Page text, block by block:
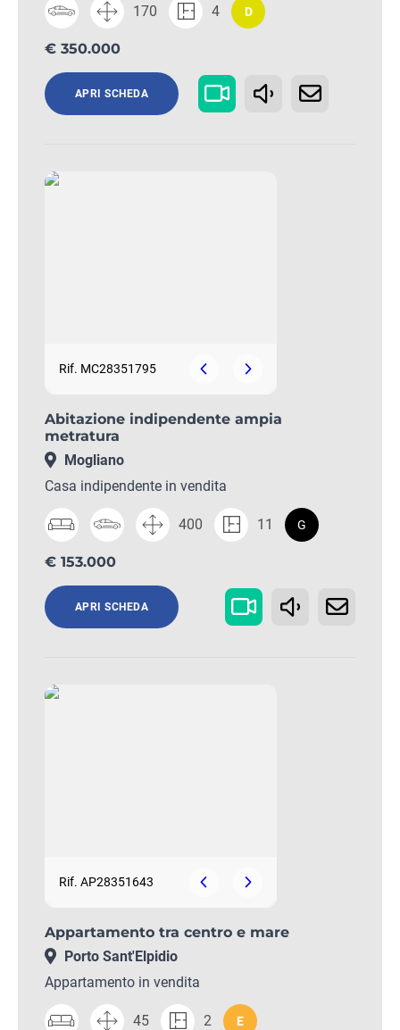
170 4 D
€ 350.000
APRI SCHEDA
Rif. MC28351795
Abitazione indipendente ampia
metratura
Mogliano
Casa indipendente in vendita
400 11 G
€ 153.000
APRI SCHEDA
Rif. AP28351643
Appartamento tra centro e mare
Porto Sant'Elpidio
Appartamento in vendita
45 2 E